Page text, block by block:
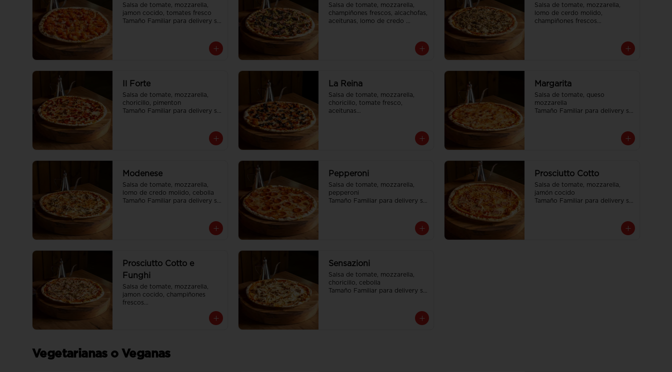
Salsa de tomate, mozzarella,
jamon cocido, tomates fresco
Tamaño Familiar para delivery se
Salsa de tomate, mozzarella,
champiñones frescos, alcachofas,
aceitunas, lomo de credo
Tamaño Familiar para delivery se
Salsa de tomate, mozzarella,
lomo de cerdo molido,
champiñones frescos
Il Forte
Salsa de tomate, mozzarella,
choricillo, pimenton
Tamaño Familiar para delivery se
La Reina
Salsa de tomate, mozzarella,
choricillo, tomate fresco,
aceitunas
Margarita
Salsa de tomate, queso
mozzarella
Tamaño Familiar para delivery se
Modenese
Salsa de tomate, mozzarella,
lomo de credo molido, cebolla
Tamaño Familiar para delivery se
Pepperoni
Salsa de tomate, mozzarella,
pepperoni
Tamaño Familiar para delivery se
Prosciutto Cotto
Salsa de tomate, mozzarella,
jamón cocido
Tamaño Familiar para delivery se
Prosciutto Cotto e
Funghi
Salsa de tomate, mozzarella,
jamon cocido, champiñones
frescos
Tamaño Familiar para delivery se
Sensazioni
Salsa de tomate, mozzarella,
choricillo, cebolla
Tamaño Familiar para delivery se
Vegetarianas o Veganas